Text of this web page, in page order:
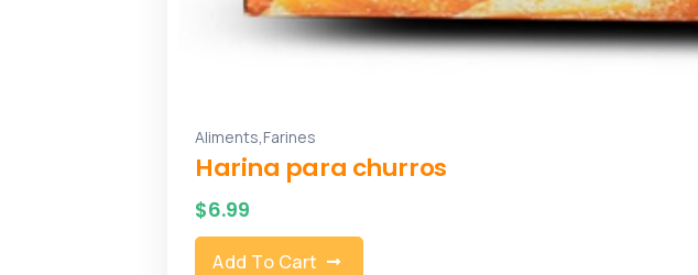
Aliments,Farines
Harina para churros
$6.99
Add To Cart